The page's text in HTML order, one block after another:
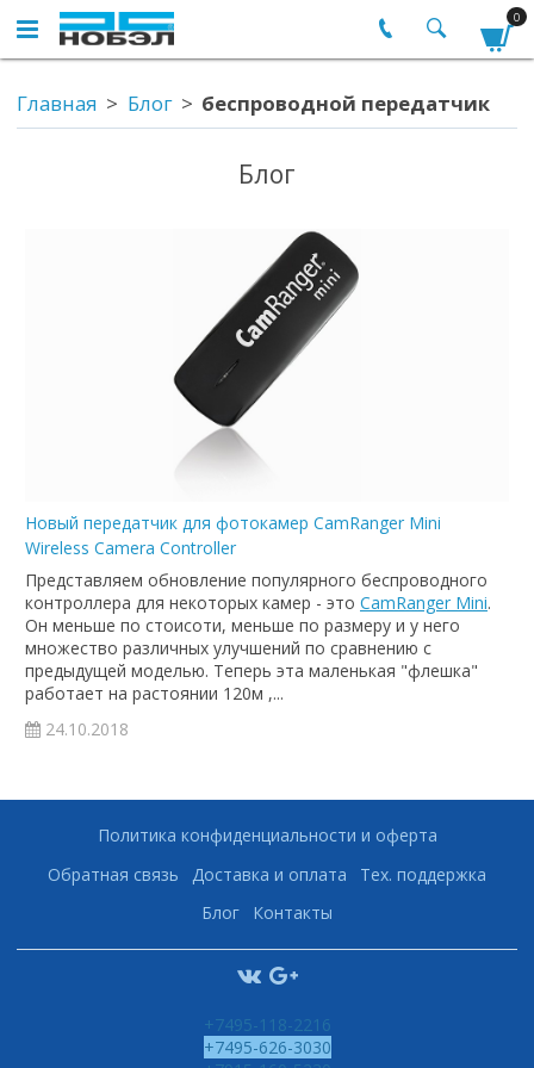
0
Главная Блог беспроводной передатчик
Блог
Новый передатчик для фотокамер CamRanger Mini
Wireless Camera Controller
Представляем обновление популярного беспроводного
контроллера для некоторых камер - это CamRanger Mini.
Он меньше по стоисоти, меньше по размеру и у него
множество различных улучшений по сравнению с
предыдущей моделью. Теперь эта маленькая "флешка"
работает на растоянии 120м ,...
24.10.2018
Политика конфиденциальности и оферта
Обратная связь
Доставка и оплата
Тех. поддержка
Блог
Контакты
+7495-118-2216
+7495-626-3030